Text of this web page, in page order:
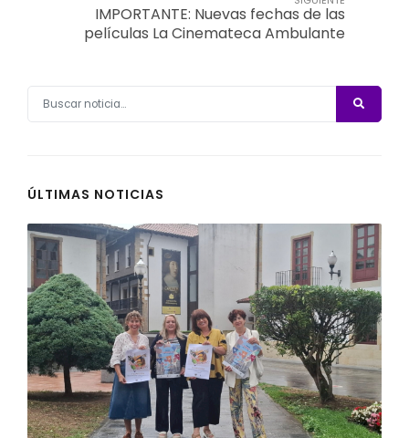
IMPORTANTE: Nuevas fechas de las
películas La Cinemateca Ambulante
ÚLTIMAS NOTICIAS